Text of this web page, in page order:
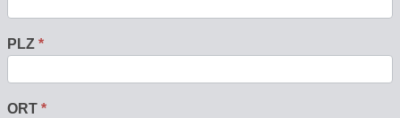
PLZ *
ORT *